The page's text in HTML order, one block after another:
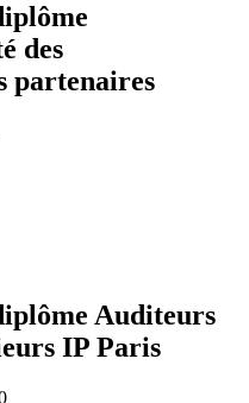
des
partenaires
Auditeurs
IP Paris